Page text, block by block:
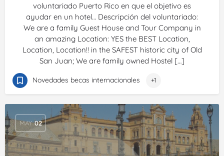
voluntariado Puerto Rico en que el objetivo es
ayudar en un hotel… Descripción del voluntariado:
We are a family Guest House and Tour Company in
an amazing Location: YES the BEST Location,
Location, Location!! in the SAFEST historic city of Old
San Juan; We are family owned Hostel […]
Novedades becas internacionales +1
MAY 02